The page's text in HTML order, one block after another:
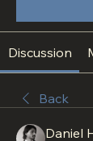
Discussion
Back
Daniel